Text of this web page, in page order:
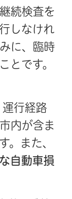
続検査を
しなけれ
に、臨時
とです。
行経路
内が含ま
。
また、
自動車損